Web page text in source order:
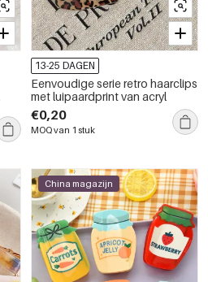
13-25 DAGEN
Eenvoudige serie retro haarclips
met luipaardprint van acryl
€0,20
MOQ van 1 stuk
China magazijn